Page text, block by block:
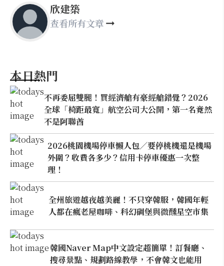
欣建築
查看所有文章
本日熱門
不再委屈雙腿！買經濟艙有豪經艙錯覺？2026
全球「椅距最寬」航空公司大公開，第一名竟然
不是阿聯酋
2026桃園機場停車懶人包／要停桃機還是機場
外圍？收費各多少？信用卡停車優惠一次整
理！
全州旅遊越夜越美麗！不只穿韓服，韓國年輕
人都在瘋老屋咖啡、科幻碉堡與微醺星空市集
韓國Naver Map中文設定超簡單！訂餐廳、
搜尋景點、規劃路線教學，不會韓文也能用